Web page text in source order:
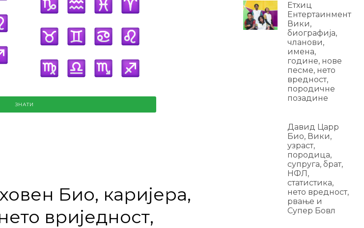
ЗНАТИ
Био, каријера,
вриједност,
Етхиц
Ентертаинмент
Вики,
биографија,
чланови,
имена,
године, нове
песме, нето
вредност,
породичне
позадине
Давид Царр
Био, Вики,
узраст,
породица,
супруга, брат,
НФЛ,
статистика,
нето вредност,
рвање и
Супер Бовл